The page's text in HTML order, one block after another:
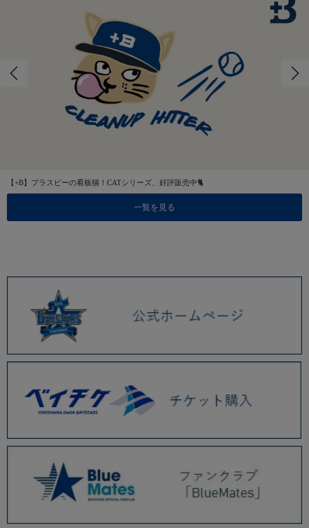
【+B】プラスビーの看板猫！CATシリーズ、好評販売中🐈
一覧を見る